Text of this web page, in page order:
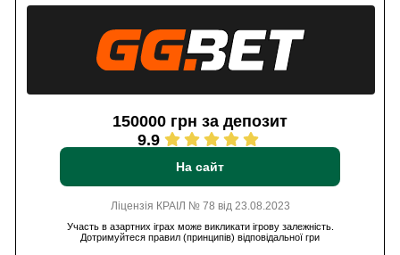
150000 грн за депозит
9.9
На сайт
Ліцензія КРАІЛ № 78 від 23.08.2023
Участь в азартних іграх може викликати ігрову залежність.
Дотримуйтеся правил (принципів) відповідальної гри